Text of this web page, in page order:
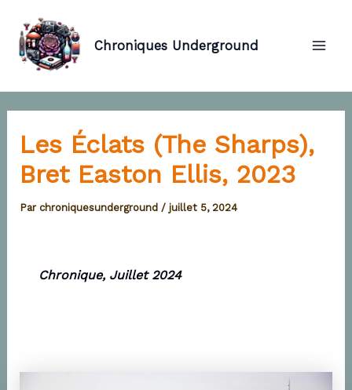
contenu
Chroniques Underground
Les Éclats (The Sharps),
Bret Easton Ellis, 2023
Par chroniquesunderground / juillet 5, 2024
Chronique, Juillet 2024